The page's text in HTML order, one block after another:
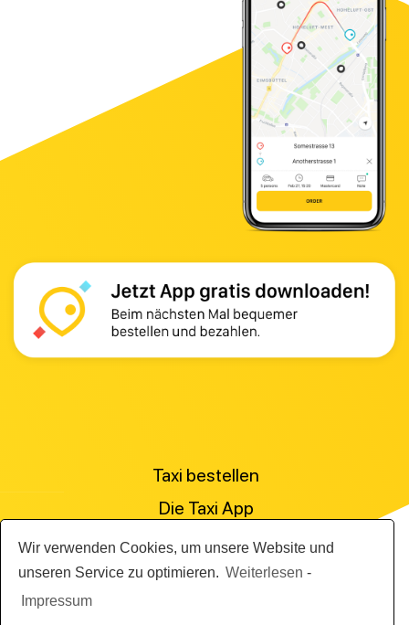
Wir verwenden Cookies, um unsere Website und
unseren Service zu optimieren. Weiterlesen -
Impressum
Taxi bestellen
Die Taxi App
Preisanfrage stellen
Für Personenbeförderer